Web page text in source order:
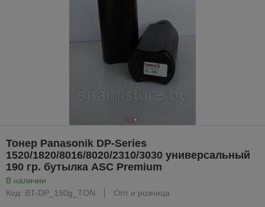
Тонер Panasonik DP-Series
1520/1820/8016/8020/2310/3030 универсальный
190 гр. бутылка ASC Premium
В наличии
Код: BT-DP_190g_TON
Опт и розница